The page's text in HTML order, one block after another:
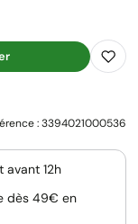
:3394021000536
avant 12h
dès 49€ en